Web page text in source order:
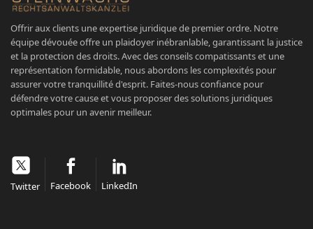
Offrir aux clients une expertise juridique de premier ordre. Notre
équipe dévouée offre un plaidoyer inébranlable, garantissant la justice
et la protection des droits. Avec des conseils compatissants et une
représentation formidable, nous abordons les complexités pour
assurer votre tranquillité d'esprit. Faites-nous confiance pour
défendre votre cause et vous proposer des solutions juridiques
optimales pour un avenir meilleur.
Twitter Facebook LinkedIn